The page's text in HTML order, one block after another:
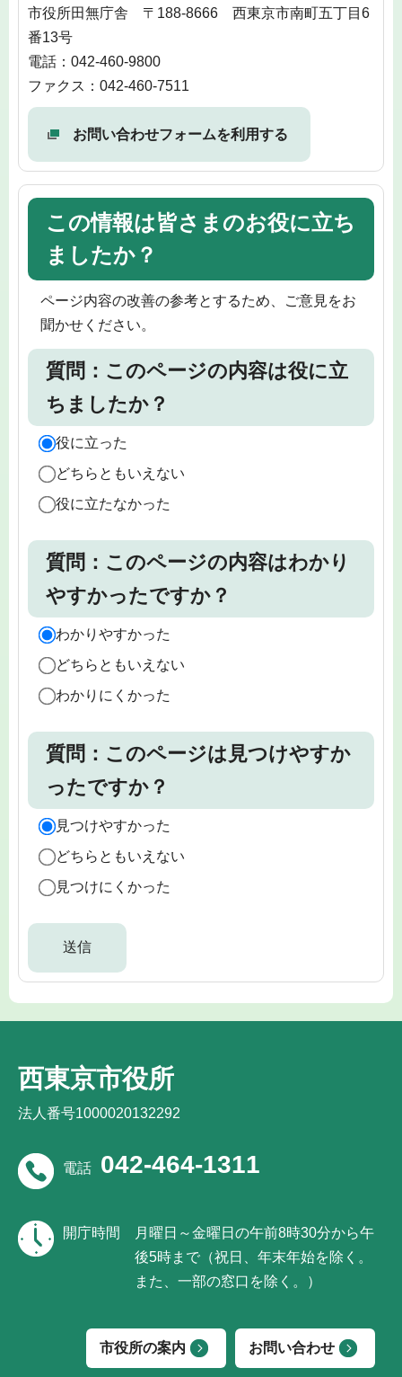
市役所田無庁舎 〒188-8666 西東京市南町五丁目6
番13号
電話：042-460-9800
ファクス：042-460-7511
お問い合わせフォームを利用する
この情報は皆さまのお役に立ち
ましたか？
ページ内容の改善の参考とするため、ご意見をお
聞かせください。
質問：このページの内容は役に立
ちましたか？
役に立った
どちらともいえない
役に立たなかった
質問：このページの内容はわかり
やすかったですか？
わかりやすかった
どちらともいえない
わかりにくかった
質問：このページは見つけやすか
ったですか？
見つけやすかった
どちらともいえない
見つけにくかった
西東京市役所
法人番号1000020132292
電話 042-464-1311
開庁時間
月曜日～金曜日の午前8時30分から午
後5時まで（祝日、年末年始を除く。
また、一部の窓口を除く。）
市役所の案内 お問い合わせ